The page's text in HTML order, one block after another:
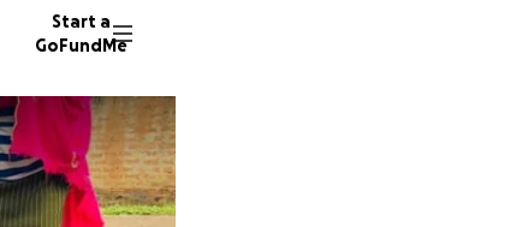
Start a
GoFundMe